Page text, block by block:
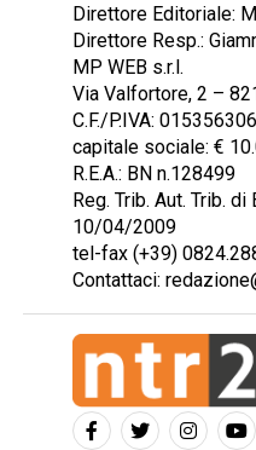
Direttore Editoriale:
Direttore Resp.:
MP WEB s.r.l.
Via Valfortore, 2 –
C.F./P.IVA:
capitale sociale: €
R.E.A.: BN n.128499
Reg. Trib. Aut. Trib.
10/04/2009
tel-fax (+39)
Contattaci: